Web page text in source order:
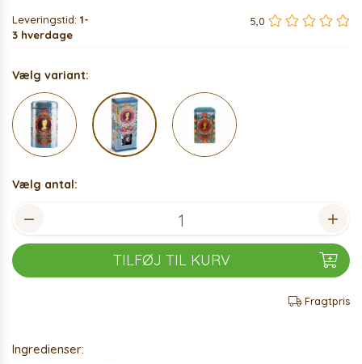
Leveringstid: 1-
3 hverdage
5,0
Vælg variant:
Vælg antal:
TILFØJ TIL KURV
Fragtpris
Ingredienser: